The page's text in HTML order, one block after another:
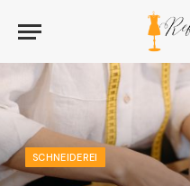
SCHNEIDEREI